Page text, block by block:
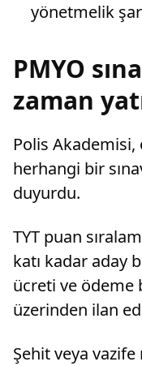
yönetmelik
PMYO
zaman
Polis Akademisi,
herhangi bir
duyurdu.
TYT puan
katı kadar aday
ücreti ve ödeme
üzerinden ilan
Şehit veya